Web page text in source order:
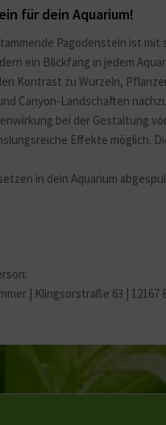
für dein Aquarium!
Pagodenstein ist
ein Blickfang in jedem
Kontrast zu Wurzeln,
Canyon-Landschaften
bei der Gestaltung
Effekte möglich.
in dein Aquarium
| Klingsorstraße 63 | 12167